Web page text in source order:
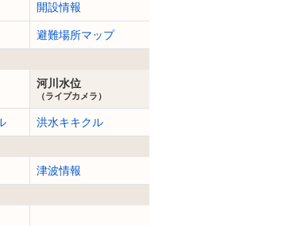
開設情報
避難場所マップ
河川水位
（ライブカメラ）
洪水キキクル
津波情報